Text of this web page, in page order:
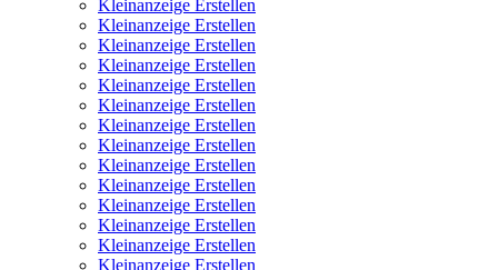
Kleinanzeige Erstellen
Kleinanzeige Erstellen
Kleinanzeige Erstellen
Kleinanzeige Erstellen
Kleinanzeige Erstellen
Kleinanzeige Erstellen
Kleinanzeige Erstellen
Kleinanzeige Erstellen
Kleinanzeige Erstellen
Kleinanzeige Erstellen
Kleinanzeige Erstellen
Kleinanzeige Erstellen
Kleinanzeige Erstellen
Kleinanzeige Erstellen